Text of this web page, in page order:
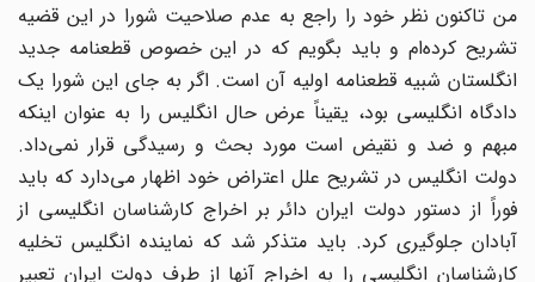
من تاکنون نظر خود را راجع به عدم صلاحیت شورا در این قضیه
تشریح کرده‌ام و باید بگویم که در این خصوص قطعنامه جدید
انگلستان شبیه قطعنامه اولیه آن است. اگر به جای این شورا یک
دادگاه انگلیسی بود، یقیناً عرض حال انگلیس را به عنوان اینکه
مبهم و ضد و نقیض است مورد بحث و رسیدگی قرار نمی‌داد.
دولت انگلیس در تشریح علل اعتراض خود اظهار می‌دارد که باید
فوراً از دستور دولت ایران دائر بر اخراج کارشناسان انگلیسی از
آبادان جلوگیری کرد. باید متذکر شد که نماینده انگلیس تخلیه
کارشناسان انگلیسی را به اخراج آنها از طرف دولت ایران تعبیر